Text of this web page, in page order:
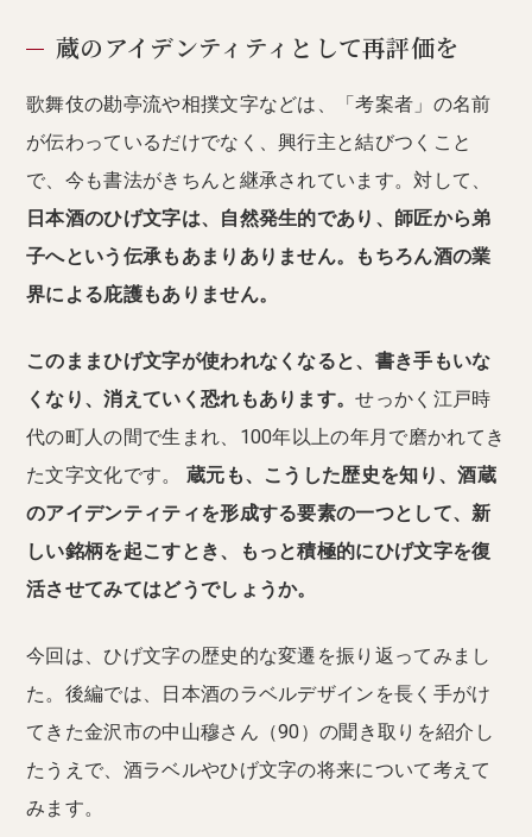
蔵のアイデンティティとして再評価を
歌舞伎の勘亭流や相撲文字などは、「考案者」の名前
が伝わっているだけでなく、興行主と結びつくこと
で、今も書法がきちんと継承されています。対して、
日本酒のひげ文字は、自然発生的であり、師匠から弟
子へという伝承もあまりありません。もちろん酒の業
界による庇護もありません。
このままひげ文字が使われなくなると、書き手もいな
くなり、消えていく恐れもあります。せっかく江戸時
代の町人の間で生まれ、100年以上の年月で磨かれてき
た文字文化です。 蔵元も、こうした歴史を知り、酒蔵
のアイデンティティを形成する要素の一つとして、新
しい銘柄を起こすとき、もっと積極的にひげ文字を復
活させてみてはどうでしょうか。
今回は、ひげ文字の歴史的な変遷を振り返ってみまし
た。後編では、日本酒のラベルデザインを長く手がけ
てきた金沢市の中山穆さん（90）の聞き取りを紹介し
たうえで、酒ラベルやひげ文字の将来について考えて
みます。